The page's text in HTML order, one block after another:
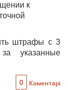
к
штрафы с 3
указанные
0 Коментарі